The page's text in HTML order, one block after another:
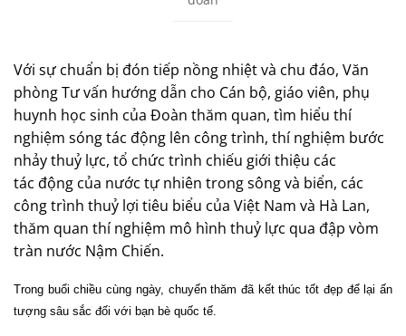
Với sự chuẩn bị đón tiếp nồng nhiệt và chu đáo, Văn
phòng Tư vấn hướng dẫn cho Cán bộ, giáo viên, phụ
huynh học sinh của Đoàn thăm quan, tìm hiểu thí
nghiệm sóng tác động lên công trình, thí nghiệm bước
nhảy thuỷ lực, tổ chức trình chiếu giới thiệu các
tác động của nước tự nhiên trong sông và biển, các
công trình thuỷ lợi tiêu biểu của Việt Nam và Hà Lan,
thăm quan thí nghiệm mô hình thuỷ lực qua đập vòm
tràn nước Nậm Chiến.
Trong buổi chiều cùng ngày, chuyến thăm đã kết thúc tốt đẹp để lại ấn
tượng sâu sắc đối với bạn bè quốc tế.